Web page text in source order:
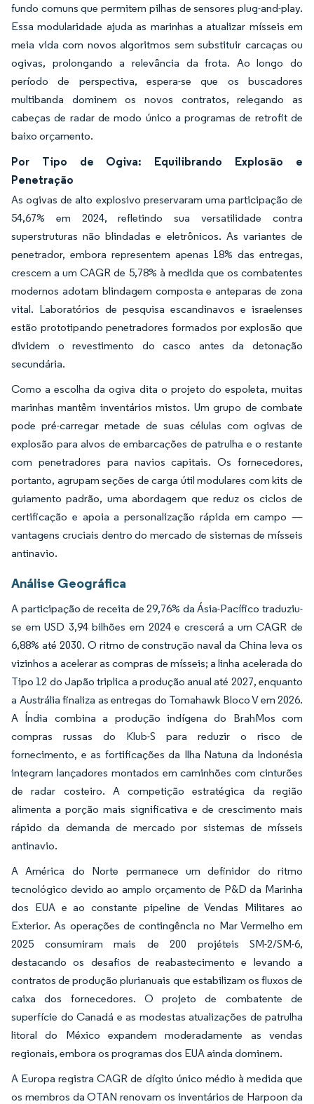
fundo comuns que permitem pilhas de sensores plug-and-play.
Essa modularidade ajuda as marinhas a atualizar mísseis em
meia vida com novos algoritmos sem substituir carcaças ou
ogivas, prolongando a relevância da frota. Ao longo do
período de perspectiva, espera-se que os buscadores
multibanda dominem os novos contratos, relegando as
cabeças de radar de modo único a programas de retrofit de
baixo orçamento.
Por Tipo de Ogiva: Equilibrando Explosão e
Penetração
As ogivas de alto explosivo preservaram uma participação de
54,67% em 2024, refletindo sua versatilidade contra
superstruturas não blindadas e eletrônicos. As variantes de
penetrador, embora representem apenas 18% das entregas,
crescem a um CAGR de 5,78% à medida que os combatentes
modernos adotam blindagem composta e anteparas de zona
vital. Laboratórios de pesquisa escandinavos e israelenses
estão prototipando penetradores formados por explosão que
dividem o revestimento do casco antes da detonação
secundária.
Como a escolha da ogiva dita o projeto do espoleta, muitas
marinhas mantêm inventários mistos. Um grupo de combate
pode pré-carregar metade de suas células com ogivas de
explosão para alvos de embarcações de patrulha e o restante
com penetradores para navios capitais. Os fornecedores,
portanto, agrupam seções de carga útil modulares com kits de
guiamento padrão, uma abordagem que reduz os ciclos de
certificação e apoia a personalização rápida em campo —
vantagens cruciais dentro do mercado de sistemas de mísseis
antinavio.
Análise Geográfica
A participação de receita de 29,76% da Ásia-Pacífico traduziu-
se em USD 3,94 bilhões em 2024 e crescerá a um CAGR de
6,88% até 2030. O ritmo de construção naval da China leva os
vizinhos a acelerar as compras de mísseis; a linha acelerada do
Tipo 12 do Japão triplica a produção anual até 2027, enquanto
a Austrália finaliza as entregas do Tomahawk Bloco V em 2026.
A Índia combina a produção indígena do BrahMos com
compras russas do Klub-S para reduzir o risco de
fornecimento, e as fortificações da Ilha Natuna da Indonésia
integram lançadores montados em caminhões com cinturões
de radar costeiro. A competição estratégica da região
alimenta a porção mais significativa e de crescimento mais
rápido da demanda de mercado por sistemas de mísseis
antinavio.
A América do Norte permanece um definidor do ritmo
tecnológico devido ao amplo orçamento de P&D da Marinha
dos EUA e ao constante pipeline de Vendas Militares ao
Exterior. As operações de contingência no Mar Vermelho em
2025 consumiram mais de 200 projéteis SM-2/SM-6,
destacando os desafios de reabastecimento e levando a
contratos de produção plurianuais que estabilizam os fluxos de
caixa dos fornecedores. O projeto de combatente de
superfície do Canadá e as modestas atualizações de patrulha
litoral do México expandem moderadamente as vendas
regionais, embora os programas dos EUA ainda dominem.
A Europa registra CAGR de dígito único médio à medida que
os membros da OTAN renovam os inventários de Harpoon da